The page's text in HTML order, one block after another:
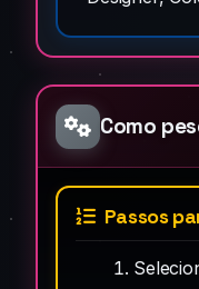
Como
Passos